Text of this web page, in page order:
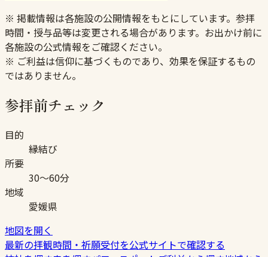
※ 掲載情報は各施設の公開情報をもとにしています。参拝
時間・授与品等は変更される場合があります。お出かけ前に
各施設の公式情報をご確認ください。
※ ご利益は信仰に基づくものであり、効果を保証するもの
ではありません。
参拝前チェック
目的
縁結び
所要
30〜60分
地域
愛媛県
地図を開く
最新の拝観時間・祈願受付を公式サイトで確認する